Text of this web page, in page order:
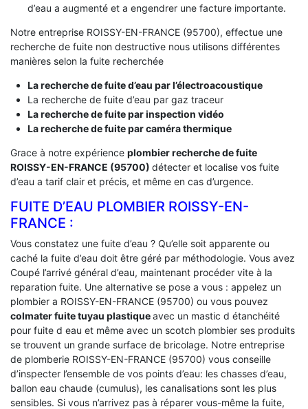
d’eau a augmenté et a engendrer une facture importante.
Notre entreprise ROISSY-EN-FRANCE (95700), effectue une
recherche de fuite non destructive nous utilisons différentes
manières selon la fuite recherchée
La recherche de fuite d’eau par l’électroacoustique
La recherche de fuite d’eau par gaz traceur
La recherche de fuite par inspection vidéo
La recherche de fuite par caméra thermique
Grace à notre expérience plombier recherche de fuite
ROISSY-EN-FRANCE (95700) détecter et localise vos fuite
d’eau a tarif clair et précis, et même en cas d’urgence.
FUITE D’EAU PLOMBIER ROISSY-EN-
FRANCE :
Vous constatez une fuite d’eau ? Qu’elle soit apparente ou
caché la fuite d’eau doit être géré par méthodologie. Vous avez
Coupé l’arrivé général d’eau, maintenant procéder vite à la
reparation fuite. Une alternative se pose a vous : appelez un
plombier a ROISSY-EN-FRANCE (95700) ou vous pouvez
colmater fuite tuyau plastiqueavec un mastic d étanchéité
pour fuite d eau et même avec un scotch plombier ses produits
se trouvent un grande surface de bricolage. Notre entreprise
de plomberie ROISSY-EN-FRANCE (95700) vous conseille
d’inspecter l’ensemble de vos points d’eau: les chasses d’eau,
ballon eau chaude (cumulus), les canalisations sont les plus
sensibles. Si vous n’arrivez pas à réparer vous-même la fuite,